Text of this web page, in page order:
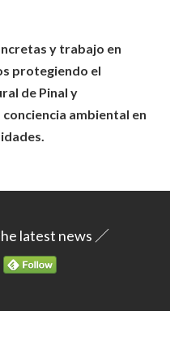
y trabajo en
protegiendo el
de Pinal y
ambiental en
latest news ／